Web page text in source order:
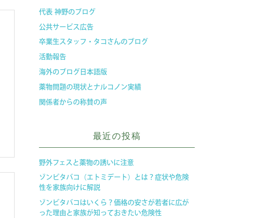
代表 神野のブログ
公共サービス広告
卒業生スタッフ・タコさんのブログ
活動報告
海外のブログ日本語版
薬物問題の現状とナルコノン実績
関係者からの称賛の声
最近の投稿
野外フェスと薬物の誘いに注意
ゾンビタバコ（エトミデート）とは？症状や危険
性を家族向けに解説
ゾンビタバコはいくら？価格の安さが若者に広が
った理由と家族が知っておきたい危険性